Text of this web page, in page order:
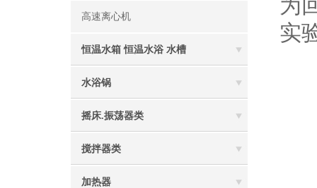
高速离心机
恒温水箱 恒温水浴 水槽
水浴锅
摇床.振荡器类
搅拌器类
加热器
为
实